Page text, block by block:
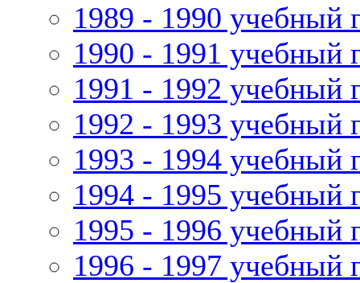
1989 - 1990 учебный
1990 - 1991 учебный
1991 - 1992 учебный
1992 - 1993 учебный
1993 - 1994 учебный
1994 - 1995 учебный
1995 - 1996 учебный
1996 - 1997 учебный